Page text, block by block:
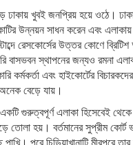
খুবই জনপ্রিয় হয়ে ওঠে। ঢাকা
উন্নয়ন সাধন করেন এবং এলাকায়
রেসকোর্সের উত্তর কোণে
বাসভবন স্থাপনের জন্যও রমনা
কর্মকর্তা এবং হাইকোর্টের
বেড়ে যায়।
গুরুত্বপূর্ণ এলাকা হিসেবেই
তোলা হয়। বর্তমানের সুপ্রীম